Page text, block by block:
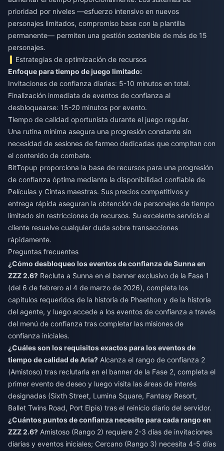
prioridad por niveles —esfuerzo intensivo en nuevos
personajes limitados, compromiso base con la plantilla
permanente— permiten una gestión sostenible de más de 15
personajes.
Estrategias de optimización de recursos
Enfoque para tiempo de juego limitado:
Invitaciones de confianza diarias: 5-10 minutos en total.
Finalización inmediata de eventos de confianza al
desbloquearse: 15-20 minutos por evento.
Tiempo de calidad oportunista durante el juego regular.
Una rutina mínima asegura una progresión constante sin
necesidad de sesiones de farmeo dedicadas que compitan con
el contenido de combate.
BitTopup proporciona la base de recursos para una progresión
de confianza óptima mediante la disponibilidad confiable de
Películas y Cintas maestras. Sus precios competitivos y
entrega rápida aseguran la obtención de personajes de tiempo
limitado sin restricciones de recursos. Su excelente servicio al
cliente resuelve cualquier duda sobre transacciones
rápidamente.
Preguntas frecuentes
¿Cómo desbloqueo los eventos de confianza de Sunna en
ZZZ 2.6? Recluta a Sunna en el banner exclusivo de la Fase 1
(del 6 de febrero al 4 de marzo de 2026), completa los
capítulos requeridos de la historia de Phaethon y de la historia
del agente, y luego accede a los eventos de confianza a través
del menú de confianza tras completar las misiones de
confianza iniciales.
¿Cuáles son los requisitos exactos para los eventos de
tiempo de calidad de Aria? Alcanza el rango de confianza 2
(Amistoso) tras reclutarla en el banner de la Fase 2, completa el
primer evento de deseo y luego visita las áreas de interés
designadas (Sixth Street, Lumina Square, Fantasy Resort,
Ballet Twins Road, Port Elpis) tras el reinicio diario del servidor.
¿Cuántos puntos de confianza necesito para cada rango en
ZZZ 2.6? Amistoso (Rango 2) requiere 2-3 días de invitaciones
diarias y eventos iniciales; Cercano (Rango 3) necesita 4-5 días